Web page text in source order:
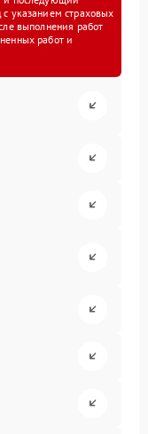
с указанием страховых
выполнения работ
работ и